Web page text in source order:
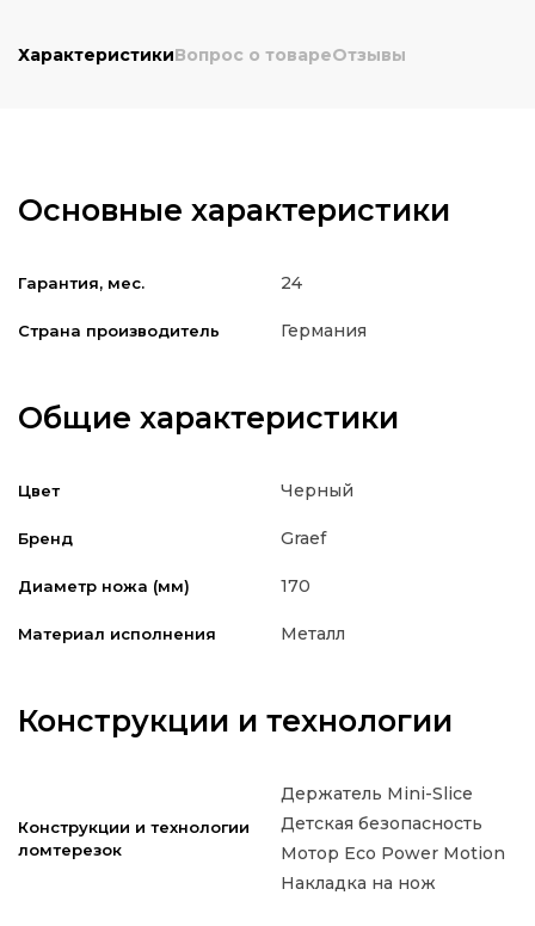
ХарактеристикиВопрос о товареОтзывы
Основные характеристики
Гарантия, мес. 24
Страна производитель Германия
Общие характеристики
Цвет Черный
Бренд Graef
Диаметр ножа (мм) 170
Материал исполнения Металл
Конструкции и технологии
Конструкции и технологии
ломтерезок
Держатель Mini-Slice
Детская безопасность
Мотор Eco Power Motion
Накладка на нож